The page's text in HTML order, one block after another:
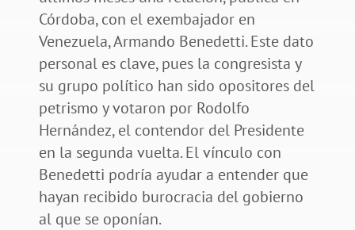
Córdoba, con el exembajador en
Venezuela, Armando Benedetti. Este dato
personal es clave, pues la congresista y
su grupo político han sido opositores del
petrismo y votaron por Rodolfo
Hernández, el contendor del Presidente
en la segunda vuelta. El vínculo con
Benedetti podría ayudar a entender que
hayan recibido burocracia del gobierno
al que se oponían.